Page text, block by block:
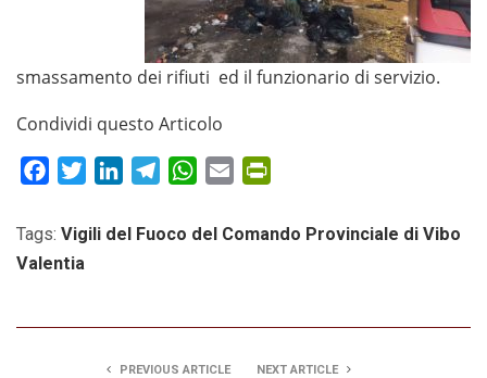
smassamento dei rifiuti ed il funzionario di servizio.
Condividi questo Articolo
FacebookTwitterLinkedInTelegramWhatsApp
Email
Tags: Vigili del Fuoco del Comando Provinciale di Vibo
Valentia
PREVIOUS ARTICLE NEXT ARTICLE